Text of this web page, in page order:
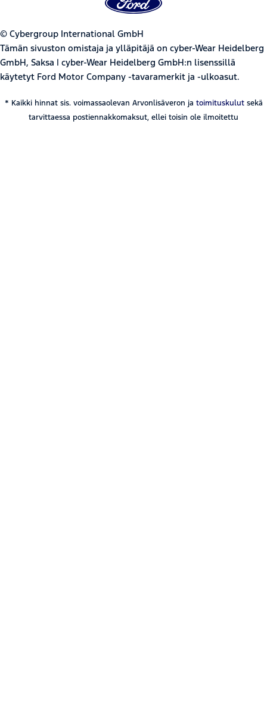
© Cybergroup International GmbH
Tämän sivuston omistaja ja ylläpitäjä on cyber-Wear Heidelberg
GmbH, Saksa | cyber-Wear Heidelberg GmbH:n lisenssillä
käytetyt Ford Motor Company -tavaramerkit ja -ulkoasut.
* Kaikki hinnat sis. voimassaolevan Arvonlisäveron ja toimituskulutsekä
tarvittaessa postiennakkomaksut, ellei toisin ole ilmoitettu